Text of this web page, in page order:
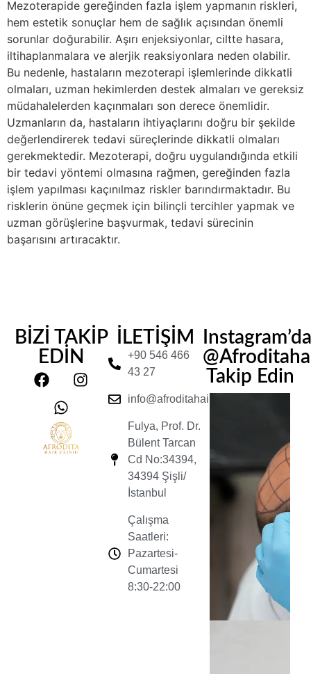
Mezoterapide gereğinden fazla işlem yapmanın riskleri,
hem estetik sonuçlar hem de sağlık açısından önemli
sorunlar doğurabilir. Aşırı enjeksiyonlar, ciltte hasara,
iltihaplanmalara ve alerjik reaksiyonlara neden olabilir.
Bu nedenle, hastaların mezoterapi işlemlerinde dikkatli
olmaları, uzman hekimlerden destek almaları ve gereksiz
müdahalelerden kaçınmaları son derece önemlidir.
Uzmanların da, hastaların ihtiyaçlarını doğru bir şekilde
değerlendirerek tedavi süreçlerinde dikkatli olmaları
gerekmektedir. Mezoterapi, doğru uygulandığında etkili
bir tedavi yöntemi olmasına rağmen, gereğinden fazla
işlem yapılması kaçınılmaz riskler barındırmaktadır. Bu
risklerin önüne geçmek için bilinçli tercihler yapmak ve
uzman görüşlerine başvurmak, tedavi sürecinin
başarısını artıracaktır.
BİZİ TAKİP
EDİN
İLETİŞİM
+90 546 466
43 27
info@afroditahairclinic.com
Fulya, Prof. Dr.
Bülent Tarcan
Cd No:34394,
34394 Şişli/
İstanbul
Çalışma
Saatleri:
Pazartesi-
Cumartesi
8:30-22:00
Instagram’da
Takip Edin